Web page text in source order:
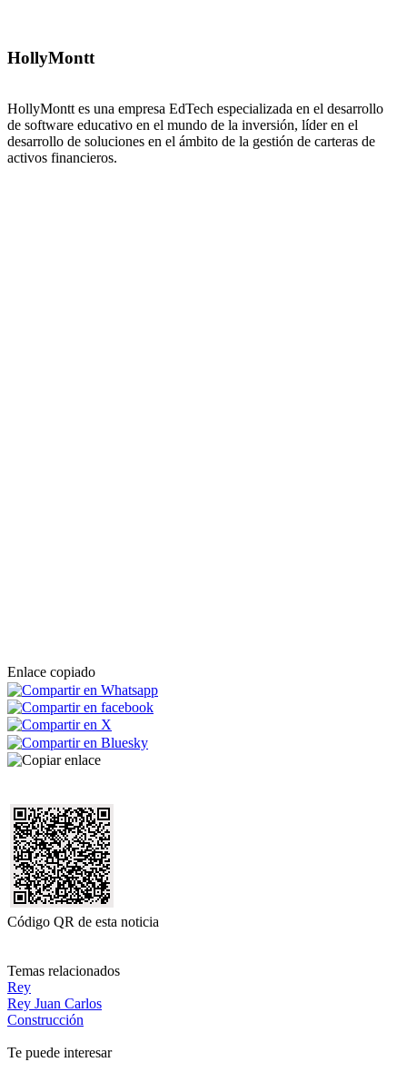
HollyMontt
HollyMontt es una empresa EdTech especializada en el desarrollo
de software educativo en el mundo de la inversión, líder en el
desarrollo de soluciones en el ámbito de la gestión de carteras de
activos financieros.
Enlace copiado
Código QR de esta noticia
Temas relacionados
Rey
Rey Juan Carlos
Construcción
Te puede interesar